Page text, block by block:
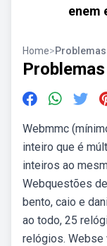
enem
Home>
Webmmc
inteiro que é
inteiros ao
Webquestões
bento, caio e
ao todo, 25
relógios. Webse